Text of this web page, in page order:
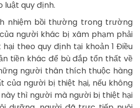
luật quy định.
nhiệm bồi thường trong trường
người khác bị xâm phạm phải
theo quy định tại khoản 1 Điều
tiền khác để bù đắp tổn thất về
người thân thích thuộc hàng
của người bị thiệt hại, nếu không
thì người mà người bị thiệt hại